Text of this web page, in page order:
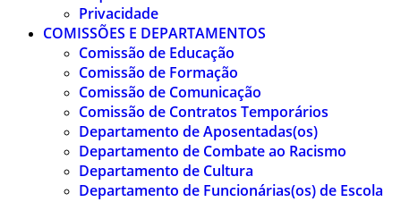
Privacidade
COMISSÕES E DEPARTAMENTOS
Comissão de Educação
Comissão de Formação
Comissão de Comunicação
Comissão de Contratos Temporários
Departamento de Aposentadas(os)
Departamento de Combate ao Racismo
Departamento de Cultura
Departamento de Funcionárias(os) de Escola